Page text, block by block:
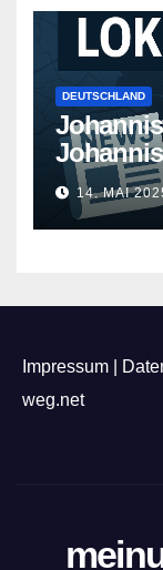
DEUTSCHLAND
14. MAI
Impressum
weg.net